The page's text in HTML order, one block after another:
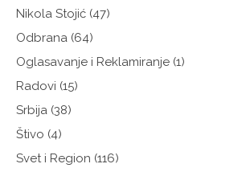
Nikola Stojić (47)
Odbrana (64)
Oglasavanje i Reklamiranje (1)
Radovi (15)
Srbija (38)
Štivo (4)
Svet i Region (116)